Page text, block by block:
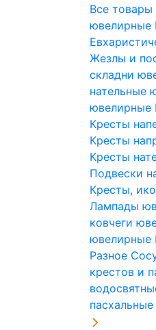
Все товары
ювелирные
Жезлы и
складни
нательные
ювелирные
Кресты
Кресты
Кресты
Подвески
Кресты,
Лампады
ковчеги
ювелирные
Разное
крестов и